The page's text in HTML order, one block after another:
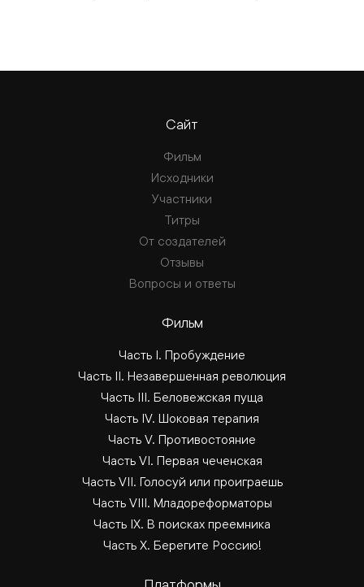
Сайт
Фильм
Исходники
Участники
Титры
От создателей
Отзывы
Вопросы и ответы
Фильм
Часть I. Пробуждение
Часть II. Незавершенная революция
Часть III. Беловежская пуща
Часть IV. Шоковая терапия
Часть V. Противостояние
Часть VI. Первая чеченская
Часть VII. Голосуй или проиграешь
Часть VIII. Младореформаторы
Часть IX. В поисках преемника
Часть Х. Берегите Россию!